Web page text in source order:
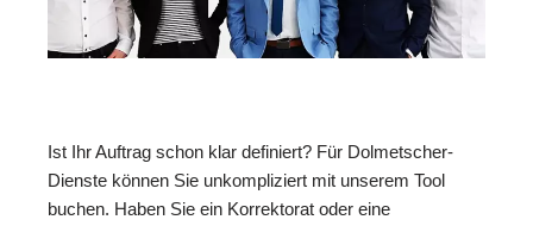
Ist Ihr Auftrag schon klar definiert? Für Dolmetscher-
Dienste können Sie unkompliziert mit unserem Tool
buchen. Haben Sie ein Korrektorat oder eine